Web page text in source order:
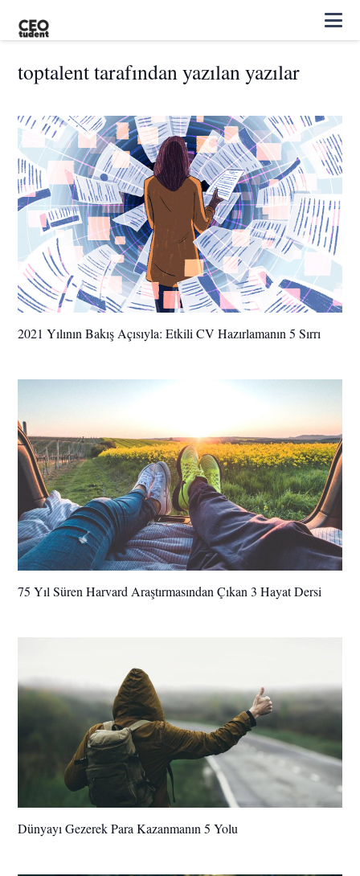
toptalent tarafından yazılan yazılar
2021 Yılının Bakış Açısıyla: Etkili CV Hazırlamanın 5 Sırrı
75 Yıl Süren Harvard Araştırmasından Çıkan 3 Hayat Dersi
Dünyayı Gezerek Para Kazanmanın 5 Yolu